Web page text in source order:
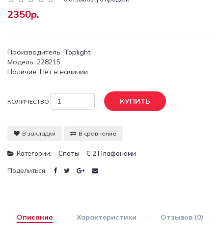
2350р.
Производитель: Toplight
Модель: 228215
Наличие: Нет в наличии
КОЛИЧЕСТВО КУПИТЬ
В закладки В сравнение
Категории: Споты С 2 Плафонами
Поделиться:
Описание Характеристики Отзывов (0)